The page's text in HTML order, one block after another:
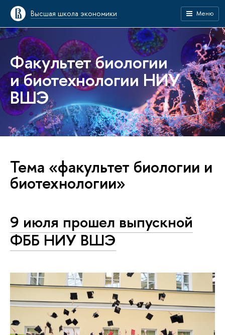
Высшая школа экономики Меню
Факультет биологии
и биотехнологии НИУ
ВШЭ
Тема «факультет биологии и
биотехнологии»
9 июля прошел выпускной
ФББ НИУ ВШЭ